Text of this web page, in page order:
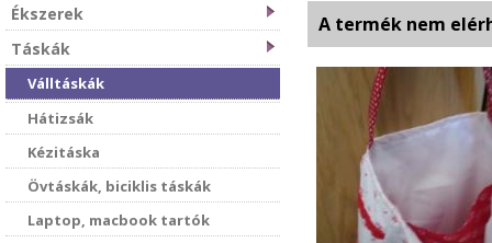
Ékszerek
Táskák
Válltáskák
Hátizsák
Kézitáska
Övtáskák, biciklis táskák
Laptop, macbook tartók
A termék nem